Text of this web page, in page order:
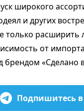
широкого
и других
только расширить
от
«Сделано в
Подпишитесь в